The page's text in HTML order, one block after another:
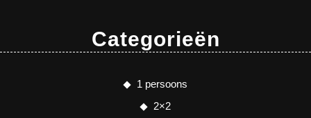
Categorieën
1 persoons
2×2